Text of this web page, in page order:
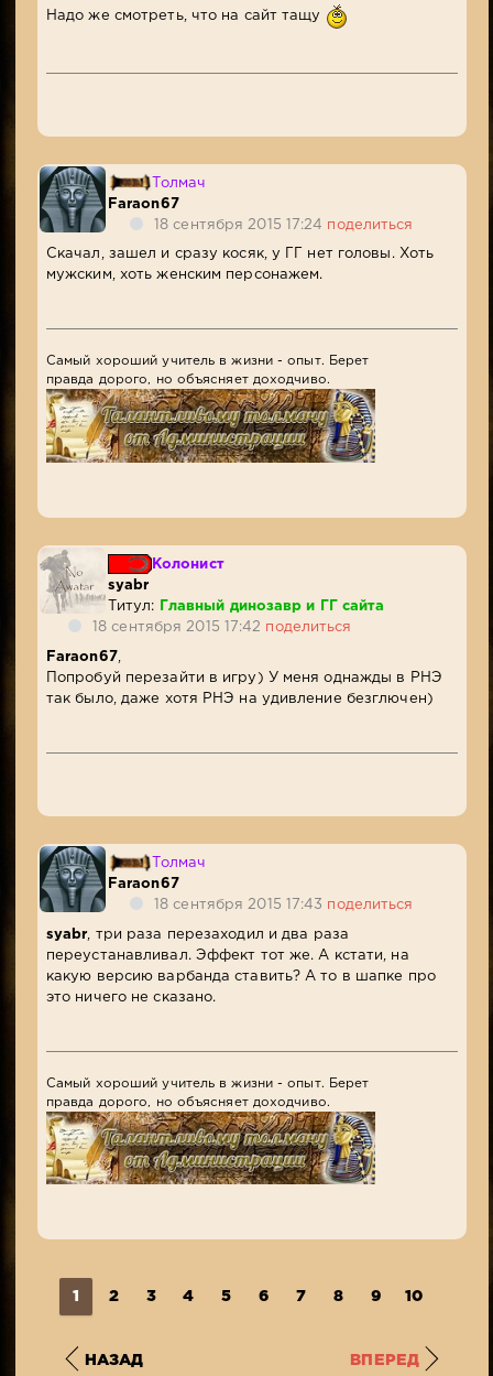
Надо же смотреть, что на сайт тащу
Толмач
Faraon67
18 сентября 2015 17:24 поделиться
Скачал, зашел и сразу косяк, у ГГ нет головы. Хоть
мужским, хоть женским персонажем.
Самый хороший учитель в жизни - опыт. Берет
правда дорого, но объясняет доходчиво.
Колонист
syabr
Титул:
Главный динозавр и ГГ сайта
18 сентября 2015 17:42 поделиться
Faraon67
Попробуй перезайти в игру) У меня однажды в РНЭ
так было, даже хотя РНЭ на удивление безглючен)
Толмач
Faraon67
18 сентября 2015 17:43 поделиться
syabr , три раза перезаходил и два раза
переустанавливал. Эффект тот же. А кстати, на
какую версию варбанда ставить? А то в шапке про
это ничего не сказано.
Самый хороший учитель в жизни - опыт. Берет
правда дорого, но объясняет доходчиво.
1 2 3 4 5 6 7 8 9 10
НАЗАД ВПЕРЕД